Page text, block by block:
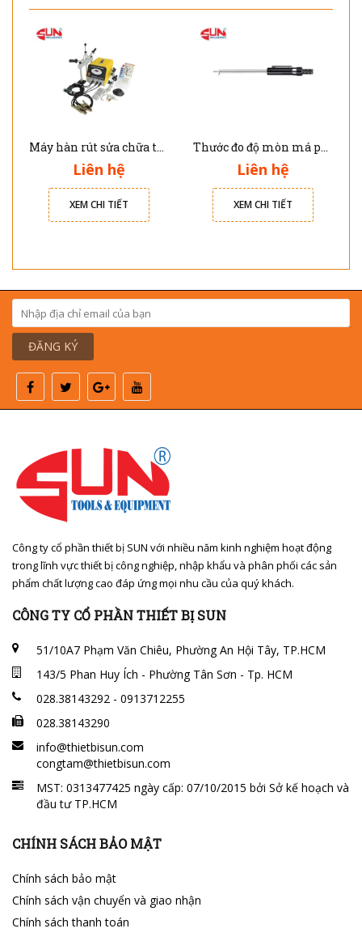
Máy hàn rút sửa chữa thân vỏ nhôm xe ô tô Solary AL7E
Liên hệ
XEM CHI TIẾT
Thước đo độ mòn má phanh JTC 4564
Liên hệ
XEM CHI TIẾT
ĐĂNG KÝ
Công ty cổ phần thiết bị SUN với nhiều năm kinh nghiệm hoạt động
trong lĩnh vực thiết bị công nghiệp, nhập khẩu và phân phối các sản
phẩm chất lượng cao đáp ứng mọi nhu cầu của quý khách.
CÔNG TY CỔ PHẦN THIẾT BỊ SUN
51/10A7 Phạm Văn Chiêu, Phường An Hội Tây, TP.HCM
143/5 Phan Huy Ích - Phường Tân Sơn - Tp. HCM
028.38143292 - 0913712255
028.38143290
info@thietbisun.com
congtam@thietbisun.com
MST: 0313477425 ngày cấp: 07/10/2015 bởi Sở kế hoạch và
đầu tư TP.HCM
CHÍNH SÁCH BẢO MẬT
Chính sách bảo mật
Chính sách vận chuyển và giao nhận
Chính sách thanh toán